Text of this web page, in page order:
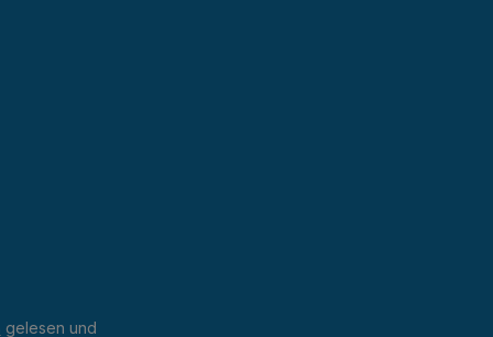
gelesen und